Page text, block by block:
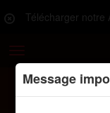
Télécharger notre
navigation
Message